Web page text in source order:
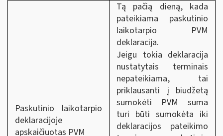
Paskutinio laikotarpio
deklaracijoje
apskaičiuotas PVM
Tą pačią dieną, kada
pateikiama paskutinio
laikotarpio PVM
deklaracija.
Jeigu tokia deklaracija
nustatytais terminais
nepateikiama, tai
priklausanti į biudžetą
sumokėti PVM suma
turi būti sumokėta iki
deklaracijos pateikimo